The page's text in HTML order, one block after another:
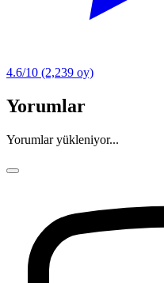
4.6/10 (2,239 oy)
Yorumlar
Yorumlar yükleniyor...